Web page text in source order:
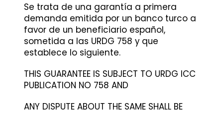
Se trata de una garantía a primera
demanda emitida por un banco turco a
favor de un beneficiario español,
sometida a las URDG 758 y que
establece lo siguiente.
THIS GUARANTEE IS SUBJECT TO URDG ICC
PUBLICATION NO 758 AND
ANY DISPUTE ABOUT THE SAME SHALL BE